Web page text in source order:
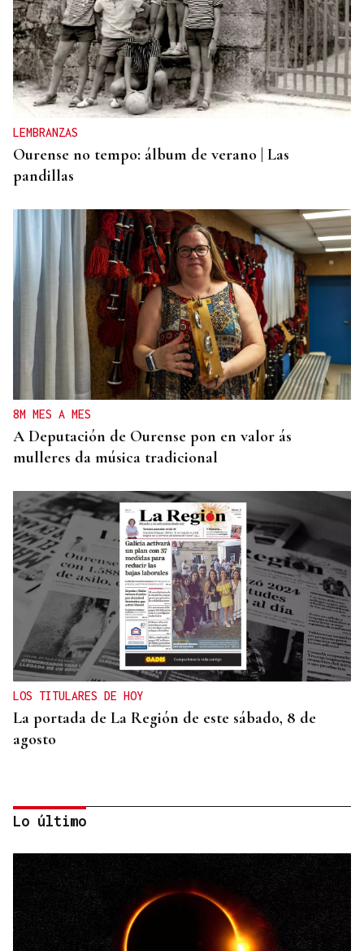
LEMBRANZAS
Ourense no tempo: álbum de verano | Las
pandillas
8M MES A MES
A Deputación de Ourense pon en valor ás
mulleres da música tradicional
LOS TITULARES DE HOY
La portada de La Región de este sábado, 8 de
agosto
Lo último